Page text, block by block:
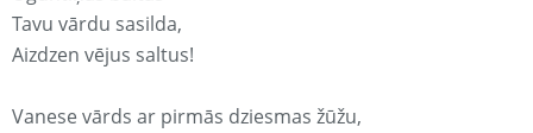
Tavu vārdu sasilda,
Aizdzen vējus saltus!
Vanese vārds ar pirmās dziesmas žūžu,